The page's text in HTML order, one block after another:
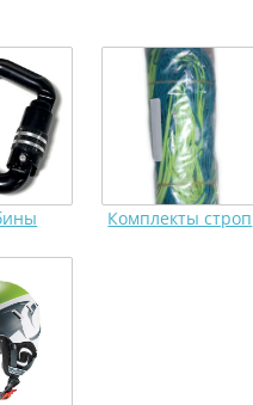
Комплекты строп